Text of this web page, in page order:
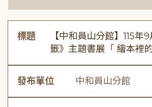
標題
【中和員山分館】115年
籤》主題書展「 繪本裡
發布單位 中和員山分館